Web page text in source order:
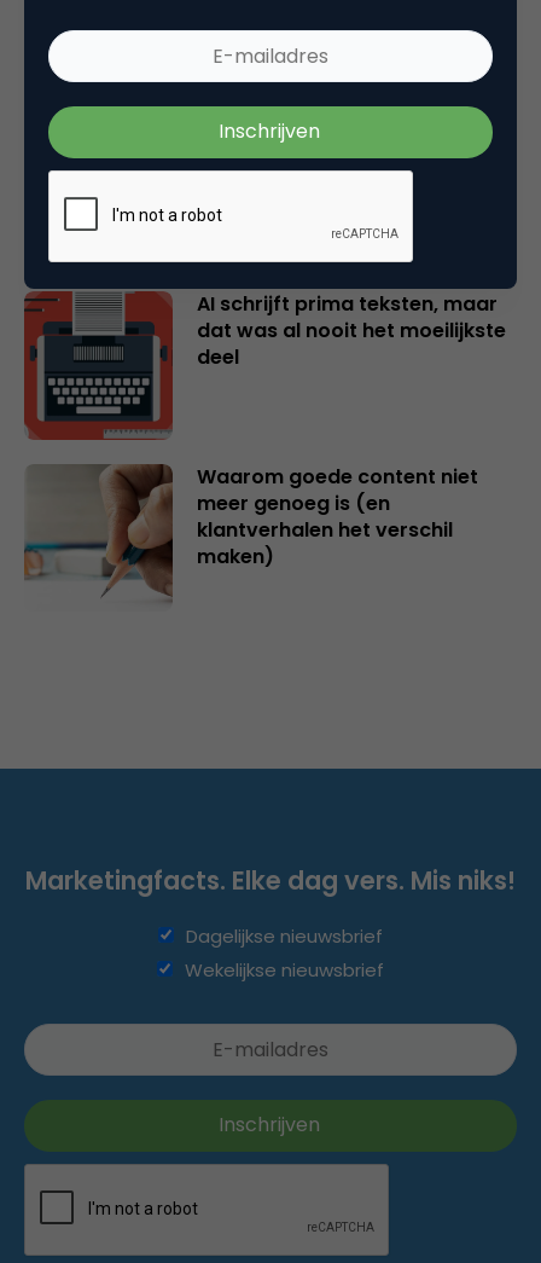
Je huurt een creator in voor het
instinct. Laat het dan ook
AI schrijft prima teksten, maar
dat was al nooit het moeilijkste
deel
Waarom goede content niet
meer genoeg is (en
klantverhalen het verschil
maken)
Marketingfacts. Elke dag vers. Mis niks!
Dagelijkse nieuwsbrief
Wekelijkse nieuwsbrief